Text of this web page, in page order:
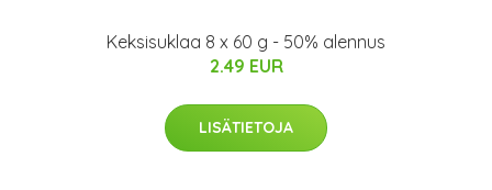
Keksisuklaa 8 x 60 g - 50% alennus
2.49 EUR
LISÄTIETOJA